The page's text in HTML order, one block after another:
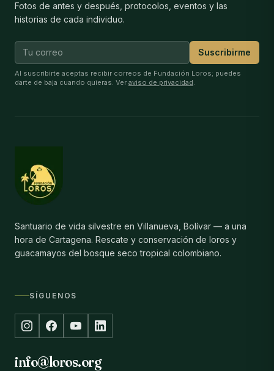
Fotos de antes y después, protocolos, eventos y las
historias de cada individuo.
Suscribirme
Al suscribirte aceptas recibir correos de Fundación Loros; puedes
darte de baja cuando quieras. Ver aviso de privacidad.
Santuario de vida silvestre en Villanueva, Bolívar — a una
hora de Cartagena. Rescate y conservación de loros y
guacamayos del bosque seco tropical colombiano.
SÍGUENOS
info@loros.org